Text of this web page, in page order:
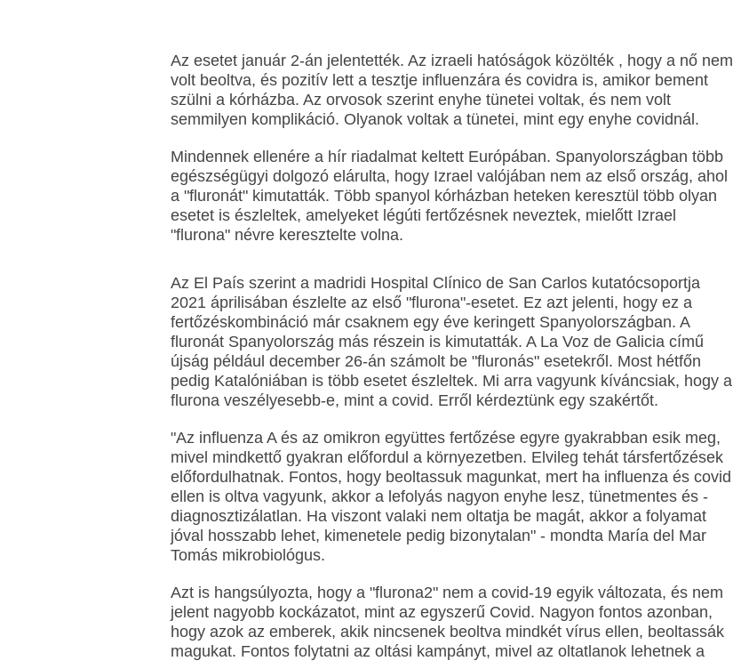
Az esetet január 2-án jelentették. Az izraeli hatóságok közölték , hogy a nő nem
volt beoltva, és pozitív lett a tesztje influenzára és covidra is, amikor bement
szülni a kórházba. Az orvosok szerint enyhe tünetei voltak, és nem volt
semmilyen komplikáció. Olyanok voltak a tünetei, mint egy enyhe covidnál.
Mindennek ellenére a hír riadalmat keltett Európában. Spanyolországban több
egészségügyi dolgozó elárulta, hogy Izrael valójában nem az első ország, ahol
a "fluronát" kimutatták. Több spanyol kórházban heteken keresztül több olyan
esetet is észleltek, amelyeket légúti fertőzésnek neveztek, mielőtt Izrael
"flurona" névre keresztelte volna.
Az El País szerint a madridi Hospital Clínico de San Carlos kutatócsoportja
2021 áprilisában észlelte az első "flurona"-esetet. Ez azt jelenti, hogy ez a
fertőzéskombináció már csaknem egy éve keringett Spanyolországban. A
fluronát Spanyolország más részein is kimutatták. A La Voz de Galicia című
újság például december 26-án számolt be "fluronás" esetekről. Most hétfőn
pedig Katalóniában is több esetet észleltek. Mi arra vagyunk kíváncsiak, hogy a
flurona veszélyesebb-e, mint a covid. Erről kérdeztünk egy szakértőt.
"Az influenza A és az omikron együttes fertőzése egyre gyakrabban esik meg,
mivel mindkettő gyakran előfordul a környezetben. Elvileg tehát társfertőzések
előfordulhatnak. Fontos, hogy beoltassuk magunkat, mert ha influenza és covid
ellen is oltva vagyunk, akkor a lefolyás nagyon enyhe lesz, tünetmentes és -
diagnosztizálatlan. Ha viszont valaki nem oltatja be magát, akkor a folyamat
jóval hosszabb lehet, kimenetele pedig bizonytalan" - mondta María del Mar
Tomás mikrobiológus.
Azt is hangsúlyozta, hogy a "flurona2" nem a covid-19 egyik változata, és nem
jelent nagyobb kockázatot, mint az egyszerű Covid. Nagyon fontos azonban,
hogy azok az emberek, akik nincsenek beoltva mindkét vírus ellen, beoltassák
magukat. Fontos folytatni az oltási kampányt, mivel az oltatlanok lehetnek a